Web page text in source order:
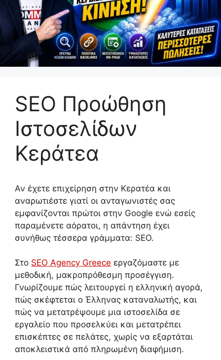
SEO Προώθηση
Ιστοσελίδων
Κεράτεα
Αν έχετε επιχείρηση στην Κερατέα και
αναρωτιέστε γιατί οι ανταγωνιστές σας
εμφανίζονται πρώτοι στην Google ενώ εσείς
παραμένετε αόρατοι, η απάντηση έχει
συνήθως τέσσερα γράμματα: SEO.
Στο SEO Agency Greece εργαζόμαστε με
μεθοδική, μακροπρόθεσμη προσέγγιση.
Γνωρίζουμε πώς λειτουργεί η ελληνική αγορά,
πώς σκέφτεται ο Έλληνας καταναλωτής, και
πώς να μετατρέψουμε μια ιστοσελίδα σε
εργαλείο που προσελκύει και μετατρέπει
επισκέπτες σε πελάτες, χωρίς να εξαρτάται
αποκλειστικά από πληρωμένη διαφήμιση.